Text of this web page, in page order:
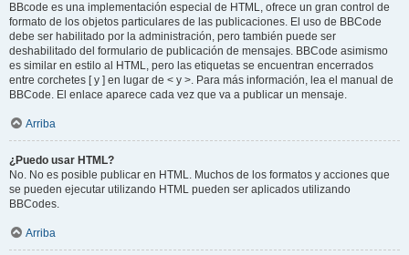
BBcode es una implementación especial de HTML, ofrece un gran control de
formato de los objetos particulares de las publicaciones. El uso de BBCode
debe ser habilitado por la administración, pero también puede ser
deshabilitado del formulario de publicación de mensajes. BBCode asimismo
es similar en estilo al HTML, pero las etiquetas se encuentran encerrados
entre corchetes [ y ] en lugar de < y >. Para más información, lea el manual de
BBCode. El enlace aparece cada vez que va a publicar un mensaje.
Arriba
¿Puedo usar HTML?
No. No es posible publicar en HTML. Muchos de los formatos y acciones que
se pueden ejecutar utilizando HTML pueden ser aplicados utilizando
BBCodes.
Arriba